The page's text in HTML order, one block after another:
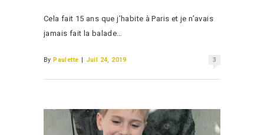
Cela fait 15 ans que j’habite à Paris et je n’avais
jamais fait la balade…
3
By Paulette | Juil 24, 2019